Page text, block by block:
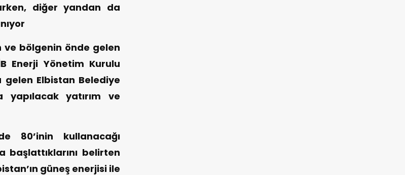
diğer yandan da
bölgenin önde gelen
Enerji Yönetim Kurulu
gelen Elbistan Belediye
yapılacak yatırım ve
80’inin kullanacağı
başlattıklarını belirten
güneş enerjisi ile